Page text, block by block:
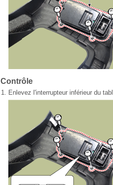
Contrôle
1. Enlevez l'interrupteur inférieur du